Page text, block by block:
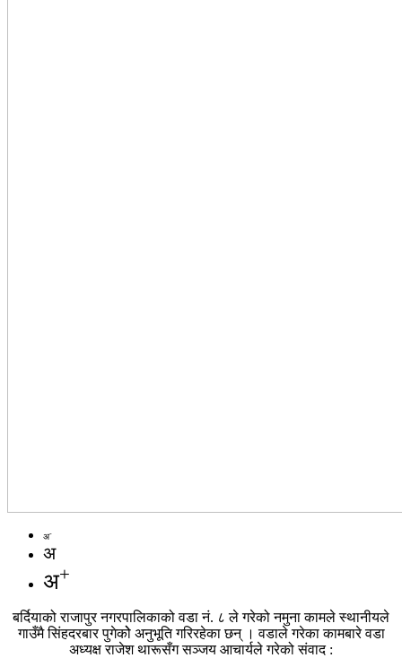
अ-
अ
अ+
बर्दियाको राजापुर नगरपालिकाको वडा नं. ८ ले गरेको नमुना कामले स्थानीयले
गाउँमै सिंहदरबार पुगेकोे अनुभूति गरिरहेका छन् । वडाले गरेका कामबारे वडा
अध्यक्ष राजेश थारूसँग सञ्जय आचार्यले गरेको संवाद :